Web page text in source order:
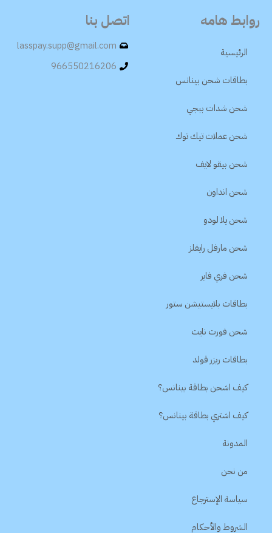
روابط هامه
الرئيسية
بطاقات شحن بينانس
شحن شدات ببجي
شحن عملات تيك توك
شحن بيقو لايف
شحن انداون
شحن يلا لودو
شحن مارفل رايفلز
شحن فري فاير
بطاقات بلايستيشن ستور
شحن فورت نايت
بطاقات ريزر قولد
كيف اشحن بطاقة بينانس؟
كيف اشتري بطاقة بينانس؟
المدونة
من نحن
سياسة الإسترجاع
الشروط والأحكام
اتصل بنا
lasspay.supp@gmail.com
966550216206